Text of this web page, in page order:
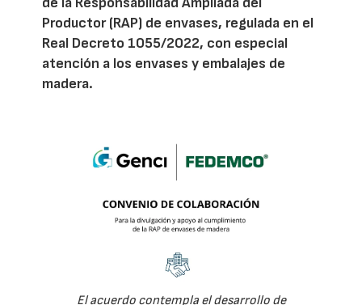
Productor (RAP) de envases, regulada en el
Real Decreto 1055/2022, con especial
atención a los envases y embalajes de
madera.
El acuerdo contempla el desarrollo de